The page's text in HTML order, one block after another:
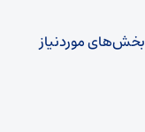
بخش‌های موردنیاز